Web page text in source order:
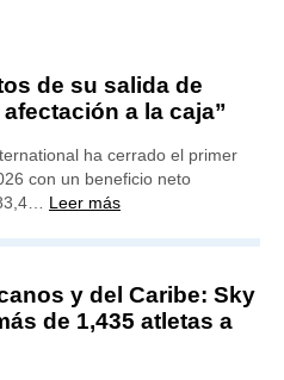
de su salida de
a la caja”
ha cerrado el primer
con un beneficio neto
Leer más
y del Caribe: Sky
de 1,435 atletas a